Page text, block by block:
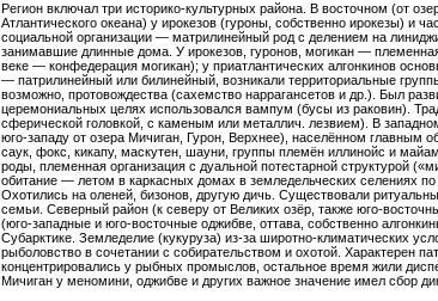
Регион включал три историко-культурных района. В восточном (от
Атлантического океана) у ирокезов (гуроны, собственно ирокезы) и
социальной организации — матрилинейный род с делением на
занимавшие длинные дома. У ирокезов, гуронов, могикан —
веке — конфедерация могикан); у приатлантических алгонкинов
— патрилинейный или билинейный, возникали территориальные
возможно, протовождества (сахемство наррагансетов и др.). Был
церемониальных целях использовался вампум (бусы из раковин).
сферической головкой, с каменым или металлич. лезвием). В
юго-западу от озера Мичиган, Гурон, Верхнее), населённом главным
саук, фокс, кикапу, маскутен, шауни, группы племён иллинойс и
роды, племенная организация с дуальной потестарной структурой
обитание — летом в каркасных домах в земледельческих селениях по
Охотились на оленей, бизонов, другую дичь. Существовали
семьи. Северный район (к северу от Великих озёр, также юго-
(юго-западные и юго-восточные оджибве, оттава, собственно
Субарктике. Земледелие (кукуруза) из-за широтно-климатических
рыболовство в сочетании с собирательством и охотой. Характерен
концентрировались у рыбных промыслов, остальное время жили
Мичиган у меномини, оджибве и других важное значение имел сбор